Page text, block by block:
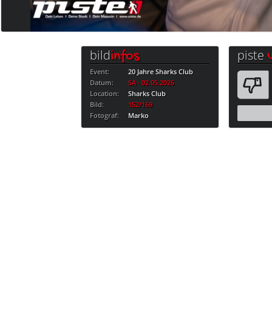
bildinfos
Event:
20 Jahre Sharks Club
Datum:
SA · 02.05.2026
Location:
Sharks Club
Bild:
152/169
Fotograf:
Marko
piste